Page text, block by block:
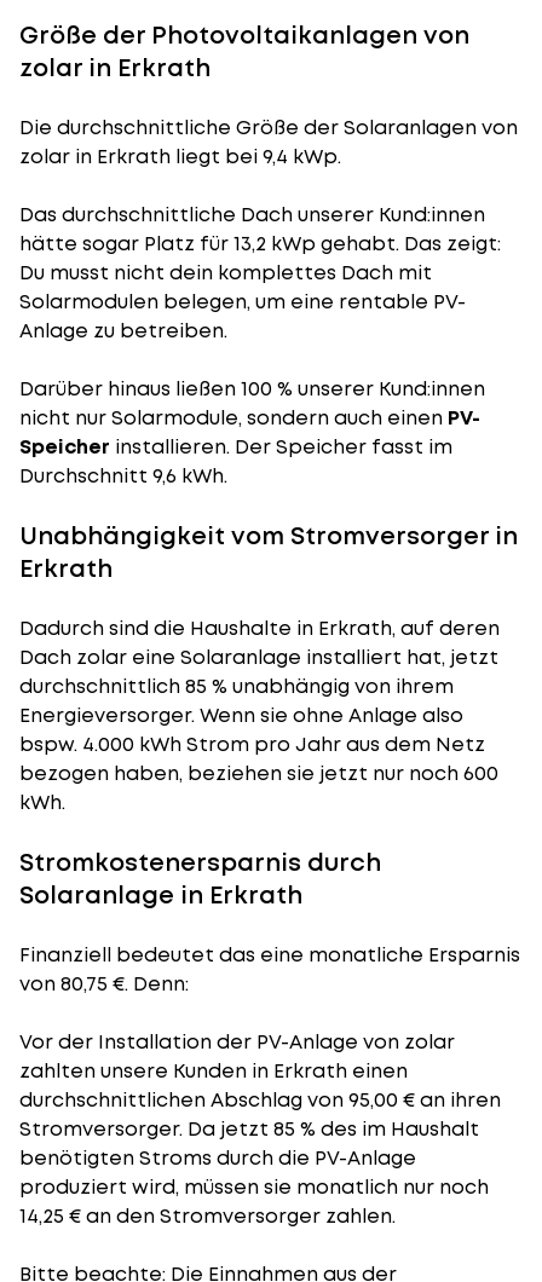
Größe der Photovoltaikanlagen von
zolar in Erkrath
Die durchschnittliche Größe der Solaranlagenvon
zolar in Erkrath liegt bei 9,4 kWp.
Das durchschnittliche Dach unserer Kund:innen
hätte sogar Platz für 13,2 kWp gehabt. Das zeigt:
Du musst nicht dein komplettes Dach mit
Solarmodulen belegen, um eine rentable PV-
Anlage zu betreiben.
Darüber hinaus ließen 100 % unserer Kund:innen
nicht nur Solarmodule, sondern auch einen PV-
Speicher installieren. Der Speicher fasst im
Durchschnitt 9,6 kWh.
Unabhängigkeit vom Stromversorger in
Erkrath
Dadurch sind die Haushalte in Erkrath, auf deren
Dach zolar eine Solaranlage installiert hat, jetzt
durchschnittlich 85 % unabhängig von ihrem
Energieversorger. Wenn sie ohne Anlage also
bspw. 4.000 kWh Strom pro Jahr aus dem Netz
bezogen haben, beziehen sie jetzt nur noch 600
kWh.
Stromkostenersparnis durch
Solaranlage in Erkrath
Finanziell bedeutet das eine monatliche Ersparnis
von 80,75 €. Denn:
Vor der Installation der PV-Anlage von zolar
zahlten unsere Kunden in Erkrath einen
durchschnittlichen Abschlag von 95,00 € an ihren
Stromversorger. Da jetzt 85 % des im Haushalt
benötigten Stroms durch die PV-Anlage
produziert wird, müssen sie monatlich nur noch
14,25 € an den Stromversorger zahlen.
Bitte beachte: Die Einnahmen aus der